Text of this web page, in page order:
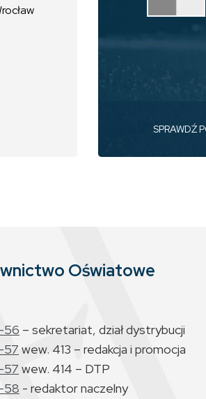
SPRAWDŹ
Oświatowe
56 – sekretariat, dział dystrybucji
57 wew. 413 – redakcja i promocja
57 wew. 414 – DTP
58 - redaktor naczelny